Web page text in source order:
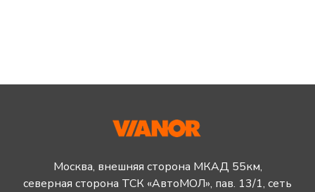
Москва, внешняя сторона МКАД 55км,
северная сторона ТСК «АвтоМОЛ», пав. 13/1, сеть